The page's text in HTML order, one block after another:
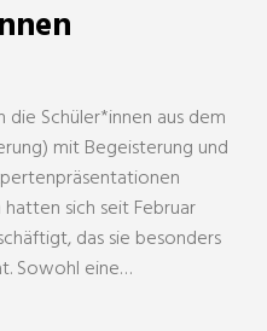
die Schüler*innen aus dem
mit Begeisterung und
sich seit Februar
das sie besonders
Sowohl eine…